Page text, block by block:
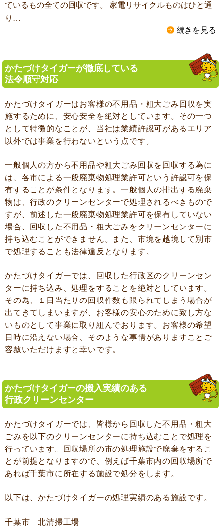
ているもの全ての回収です。 家電リサイクルものはひと通
り…
続きを見る
かたづけタイガーが徹底している
法令順守対応
かたづけタイガーはお客様の不用品・粗大ごみ回収を実
施するために、安心安全を絶対としています。その一つ
として特徴的なことが、当社は業績許認可があるエリア
以外では事業を行わないという点です。
一般個人の方から不用品や粗大ごみ回収を回収する為に
は、各市による一般廃棄物処理業許可という許認可を保
有することが条件となります。一般個人の排出する廃棄
物は、行政のクリーンセンターで処理されるべきもので
すが、前述した一般廃棄物処理業許可を保有していない
場合、回収した不用品・粗大ごみをクリーンセンターに
持ち込むことができません。また、市境を越境して別市
で処理することも法律違反となります。
かたづけタイガーでは、回収した行政区のクリーンセン
ターに持ち込み、処理をすることを絶対としています。
その為、１日当たりの回収件数も限られてしまう場合が
出てきてしまいますが、お客様の安心のために致し方な
いものとして事業に取り組んでおります。お客様の希望
日時に沿えない場合、そのような事情がありますことご
容赦いただけますと幸いです。
かたづけタイガーの搬入実績のある
行政クリーンセンター
かたづけタイガーでは、皆様から回収した不用品・粗大
ごみを以下のクリーンセンターに持ち込むことで処理を
行っています。回収場所の市の処理施設で廃棄をするこ
とが前提となりますので、例えば千葉市内の回収場所で
あれば千葉市に所在する施設で処分をします。
以下は、かたづけタイガーの処理実績のある施設です。
千葉市 北清掃工場